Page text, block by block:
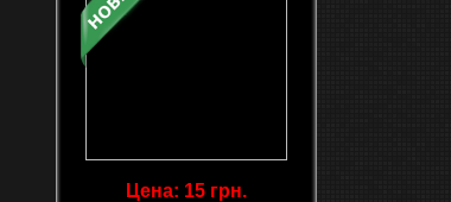
Цена: 15 грн.